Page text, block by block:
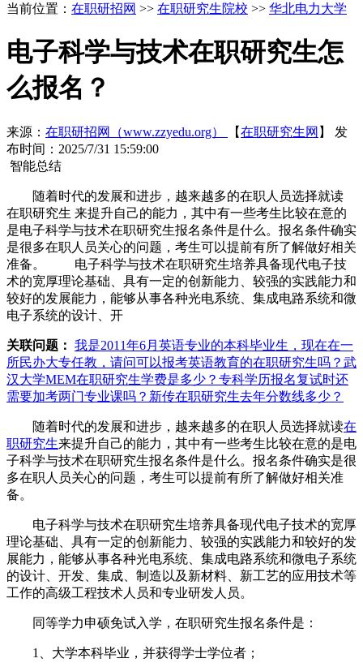
当前位置： 在职研招网 >> 在职研究生院校 >> 华北电力大学
电子科学与技术在职研究生怎
么报名？
来源： 在职研招网（www.zzyedu.org） 【在职研究生网 】
发
布时间：2025/7/31 15:59:00
智能总结
随着时代的发展和进步，越来越多的在职人员选择就读
在职研究生 来提升自己的能力，其中有一些考生比较在意的
是电子科学与技术在职研究生报名条件是什么。报名条件确实
是很多在职人员关心的问题，考生可以提前有所了解做好相关
准备。 电子科学与技术在职研究生培养具备现代电子技
术的宽厚理论基础、具有一定的创新能力、较强的实践能力和
较好的发展能力，能够从事各种光电系统、集成电路系统和微
电子系统的设计、开
关联问题： 我是2011年6月英语专业的本科毕业生，现在在一
所民办大专任教，请问可以报考英语教育的在职研究生吗？ 武
汉大学MEM在职研究生学费是多少？专科学历报名复试时还
需要加考两门专业课吗？ 新传在职研究生去年分数线多少？
随着时代的发展和进步，越来越多的在职人员选择就读在
职研究生来提升自己的能力，其中有一些考生比较在意的是电
子科学与技术在职研究生报名条件是什么。报名条件确实是很
多在职人员关心的问题，考生可以提前有所了解做好相关准
备。
电子科学与技术在职研究生培养具备现代电子技术的宽厚
理论基础、具有一定的创新能力、较强的实践能力和较好的发
展能力，能够从事各种光电系统、集成电路系统和微电子系统
的设计、开发、集成、制造以及新材料、新工艺的应用技术等
工作的高级工程技术人员和专业研发人员。
同等学力申硕免试入学，在职研究生报名条件是：
1、大学本科毕业，并获得学士学位者；